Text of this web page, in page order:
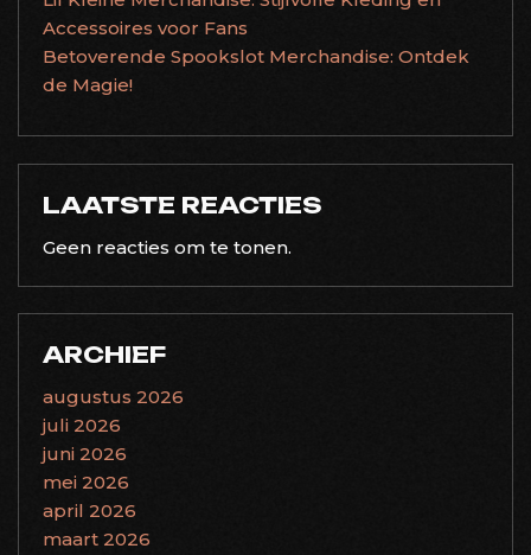
Accessoires voor Fans
Betoverende Spookslot Merchandise: Ontdek
de Magie!
LAATSTE REACTIES
Geen reacties om te tonen.
ARCHIEF
augustus 2026
juli 2026
juni 2026
mei 2026
april 2026
maart 2026